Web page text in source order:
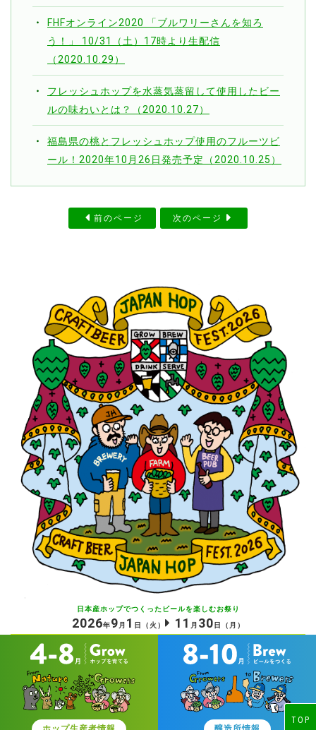
TOP
FHFオンライン2020 「ブルワリーさんを知ろ
う！」 10/31（土）17時より生配信
（2020.10.29）
フレッシュホップを水蒸気蒸留して使用したビー
ルの味わいとは？（2020.10.27）
福島県の桃とフレッシュホップ使用のフルーツビ
ール！2020年10月26日発売予定（2020.10.25）
前のページ 次のページ
日本産ホップでつくったビールを楽しむお祭り
2026年9 月 1 日 （火） 11 月 30 日 （月）